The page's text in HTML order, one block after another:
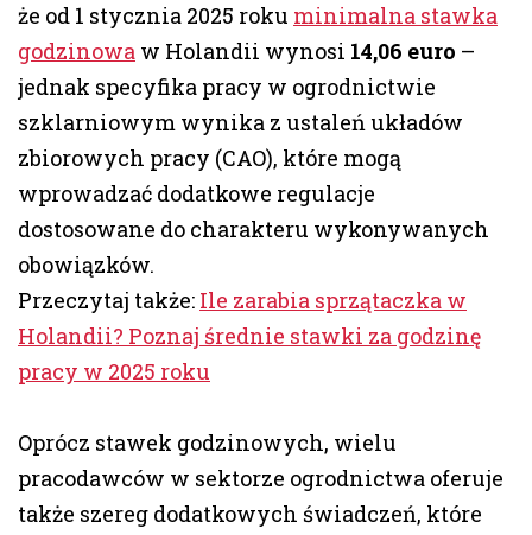
że od 1 stycznia 2025 roku minimalna stawka
godzinowa w Holandii wynosi 14,06 euro –
jednak specyfika pracy w ogrodnictwie
szklarniowym wynika z ustaleń układów
zbiorowych pracy (CAO), które mogą
wprowadzać dodatkowe regulacje
dostosowane do charakteru wykonywanych
obowiązków.
Przeczytaj także: Ile zarabia sprzątaczka w
Holandii? Poznaj średnie stawki za godzinę
pracy w 2025 roku
Oprócz stawek godzinowych, wielu
pracodawców w sektorze ogrodnictwa oferuje
także szereg dodatkowych świadczeń, które